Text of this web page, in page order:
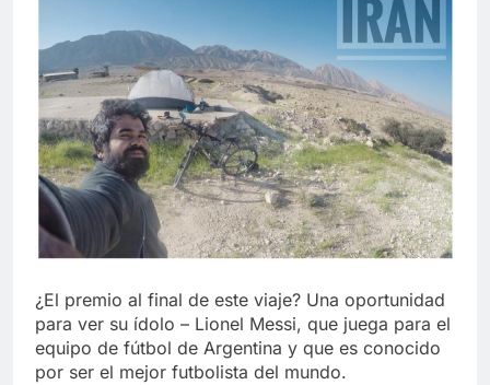
¿El premio al final de este viaje? Una oportunidad
para ver su ídolo – Lionel Messi, que juega para el
equipo de fútbol de Argentina y que es conocido
por ser el mejor futbolista del mundo.